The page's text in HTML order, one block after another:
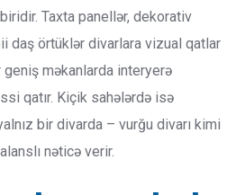
Taxta panellər, dekorativ
daş örtüklər divarlara vizual qatlar
məkanlarda interyerə
qatır. Kiçik sahələrdə isə
bir divarda – vurğu divarı kimi
nəticə verir.